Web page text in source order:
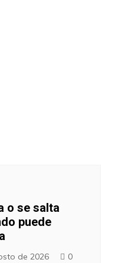
o se salta
puede
de 2026 0